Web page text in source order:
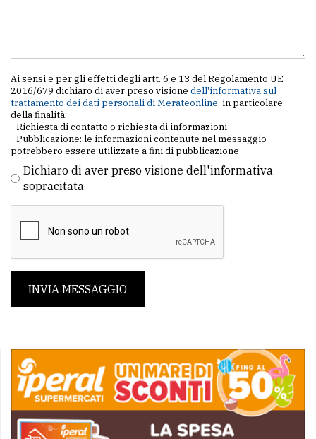
Ai sensi e per gli effetti degli artt. 6 e 13 del Regolamento UE
2016/679 dichiaro di aver preso visione dell'informativa sul
trattamento dei dati personali di Merateonline, in particolare
della finalità:
- Richiesta di contatto o richiesta di informazioni
- Pubblicazione: le informazioni contenute nel messaggio
potrebbero essere utilizzate a fini di pubblicazione
Dichiaro di aver preso visione dell'informativa
sopracitata
INVIA MESSAGGIO